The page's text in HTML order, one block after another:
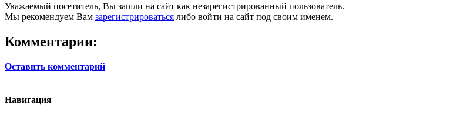
Уважаемый посетитель, Вы зашли на сайт как незарегистрированный пользователь.
Мы рекомендуем Вам зарегистрироваться либо войти на сайт под своим именем.
Комментарии:
Оставить комментарий
Навигация